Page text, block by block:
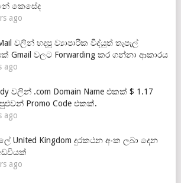
කෙසේද
ago
වලින් හදපු ව්‍යාපාරික විද්යුත් තැපැල්
Gmail වලට Forwarding කර ගන්නා ආකාරය
ago
වලින් .com Domain Name එකක් $ 1.17
Promo Code එකක්.
ago
United Kingdom දුරකථන අංක ලබා දෙන
ago